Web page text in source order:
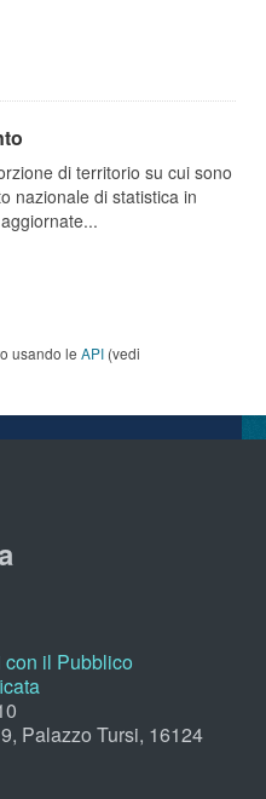
di territorio su cui sono
nazionale di statistica in
usando le API (vedi
il Pubblico
Palazzo Tursi, 16124